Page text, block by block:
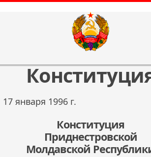
17 января 1996 г.
Конституция
Приднестровской
Молдавской